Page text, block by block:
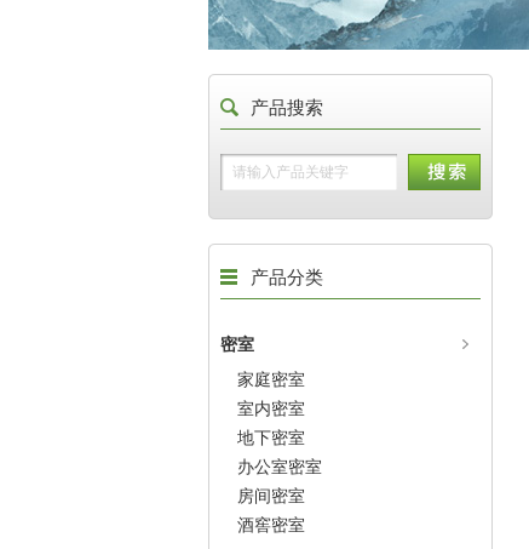
产品搜索
产品分类
密室
家庭密室
室内密室
地下密室
办公室密室
房间密室
酒窖密室